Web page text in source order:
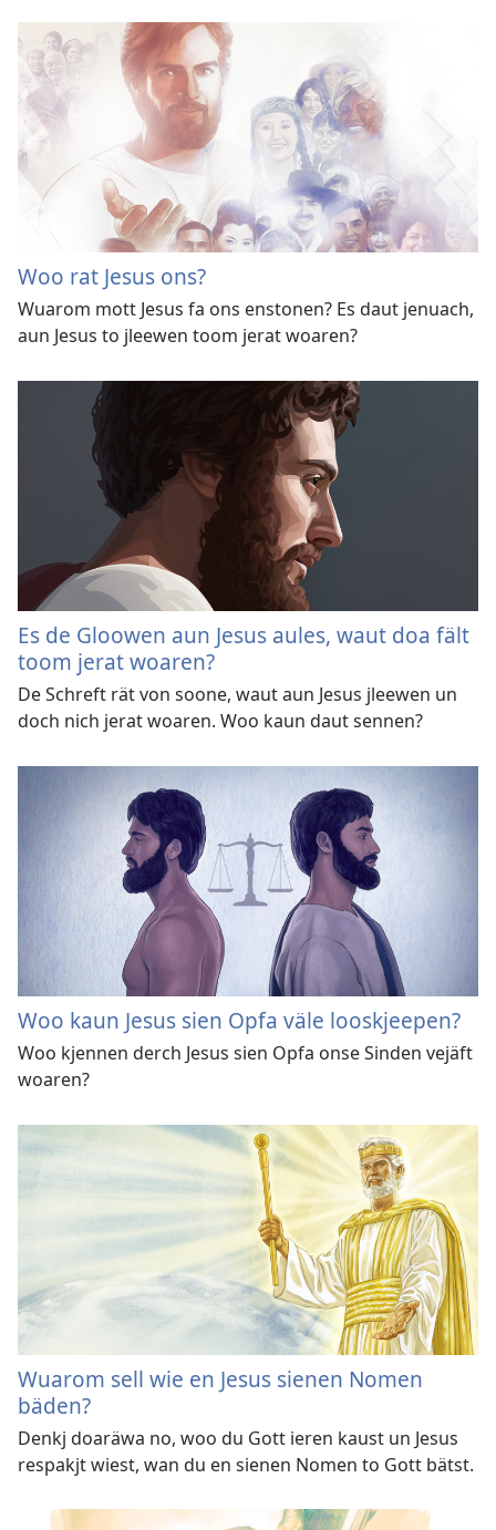
Woo rat Jesus ons?
Wuarom mott Jesus fa ons enstonen? Es daut jenuach,
aun Jesus to jleewen toom jerat woaren?
Es de Gloowen aun Jesus aules, waut doa fält
toom jerat woaren?
De Schreft rät von soone, waut aun Jesus jleewen un
doch nich jerat woaren. Woo kaun daut sennen?
Woo kaun Jesus sien Opfa väle looskjeepen?
Woo kjennen derch Jesus sien Opfa onse Sinden vejäft
woaren?
Wuarom sell wie en Jesus sienen Nomen
bäden?
Denkj doaräwa no, woo du Gott ieren kaust un Jesus
respakjt wiest, wan du en sienen Nomen to Gott bätst.